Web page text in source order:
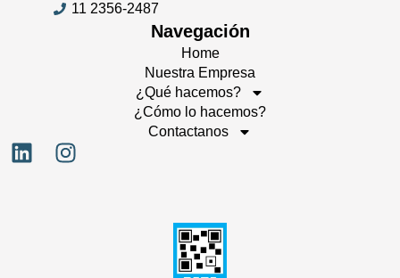
11 2356-2487
Navegación
Home
Nuestra Empresa
¿Qué hacemos?
¿Cómo lo hacemos?
Contactanos